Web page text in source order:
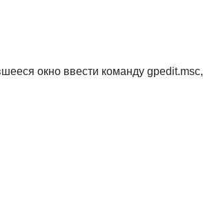
окно ввести команду gpedit.msc,